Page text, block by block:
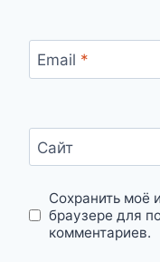
Email *
Сайт
Сохранить моё
браузере для
комментариев.